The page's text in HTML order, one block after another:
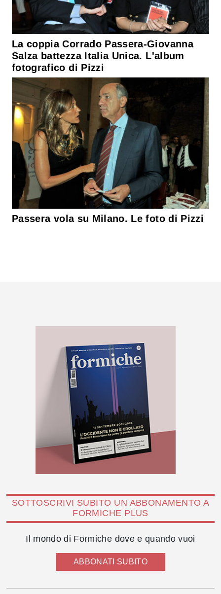
La coppia Corrado Passera-Giovanna
Salza battezza Italia Unica. L'album
fotografico di Pizzi
Passera vola su Milano. Le foto di Pizzi
SOTTOSCRIVI SUBITO UN ABBONAMENTO A
FORMICHE PLUS
Il mondo di Formiche dove e quando vuoi
ABBONATI SUBITO